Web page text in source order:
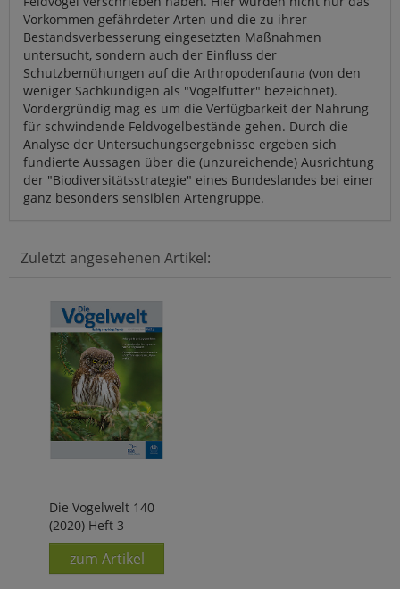
Vorkommen gefährdeter Arten und die zu ihrer
Bestandsverbesserung eingesetzten Maßnahmen
untersucht, sondern auch der Einfluss der
Schutzbemühungen auf die Arthropodenfauna (von den
weniger Sachkundigen als "Vogelfutter" bezeichnet).
Vordergründig mag es um die Verfügbarkeit der Nahrung
für schwindende Feldvogelbestände gehen. Durch die
Analyse der Untersuchungsergebnisse ergeben sich
fundierte Aussagen über die (unzureichende) Ausrichtung
der "Biodiversitätsstrategie" eines Bundeslandes bei einer
ganz besonders sensiblen Artengruppe.
Zuletzt angesehenen Artikel:
Die Vogelwelt 140
(2020) Heft 3
zum Artikel